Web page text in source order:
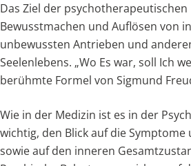
Das Ziel der
Bewusstmachen und Auflösen von
unbewussten Antrieben und
Seelenlebens. „Wo Es war, soll Ich
berühmte Formel von Sigmund
Wie in der Medizin ist es in der
wichtig, den Blick auf die
sowie auf den inneren